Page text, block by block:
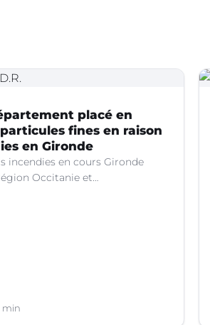
placé en
fines en raison
en Gironde
incendies en cours Gironde
Occitanie et
min